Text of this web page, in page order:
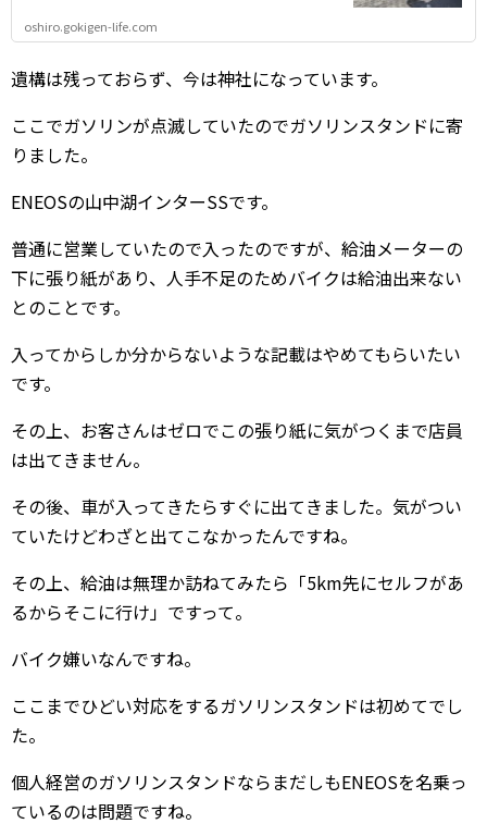
oshiro.gokigen-life.com
遺構は残っておらず、今は神社になっています。
ここでガソリンが点滅していたのでガソリンスタンドに寄
りました。
ENEOSの山中湖インターSSです。
普通に営業していたので入ったのですが、給油メーターの
下に張り紙があり、人手不足のためバイクは給油出来ない
とのことです。
入ってからしか分からないような記載はやめてもらいたい
です。
その上、お客さんはゼロでこの張り紙に気がつくまで店員
は出てきません。
その後、車が入ってきたらすぐに出てきました。気がつい
ていたけどわざと出てこなかったんですね。
その上、給油は無理か訪ねてみたら「5km先にセルフがあ
るからそこに行け」ですって。
バイク嫌いなんですね。
ここまでひどい対応をするガソリンスタンドは初めてでし
た。
個人経営のガソリンスタンドならまだしもENEOSを名乗っ
ているのは問題ですね。